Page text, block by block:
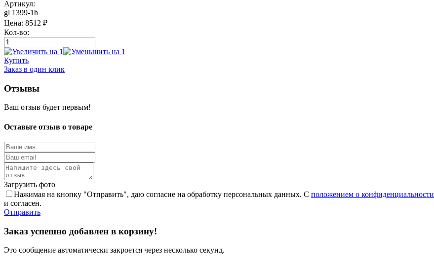
Артикул:
gl 1399-1h
Цена: 8512 ₽
Кол-во:
Купить
Заказ в один клик
Отзывы
Ваш отзыв будет первым!
Оставьте отзыв о товаре
Загрузить фото
Нажимая на кнопку "Отправить", даю согласие на обработку персональных данных. С положением о конфиденциальности
и согласен.
Отправить
Заказ успешно добавлен в корзину!
Это сообщение автоматически закроется через несколько секунд.